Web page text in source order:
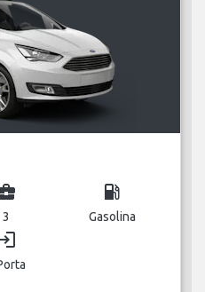
3
local_gas_station
Gasolina